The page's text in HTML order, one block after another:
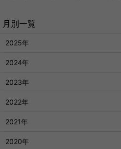
月別一覧
2025年
2024年
2023年
2022年
2021年
2020年